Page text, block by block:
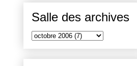
Salle des archives